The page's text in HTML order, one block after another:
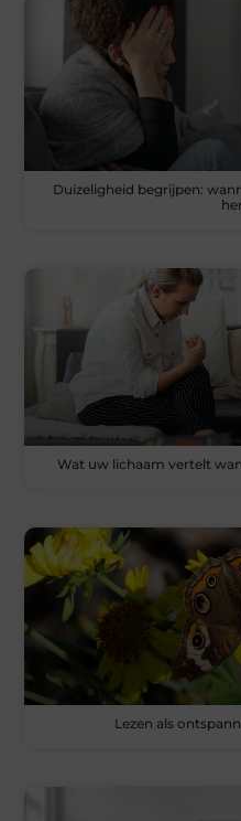
Duizeligheid begrijpen:
Wat uw lichaam vertelt
Lezen als